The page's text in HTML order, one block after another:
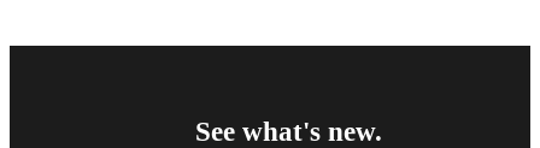
See what's new.